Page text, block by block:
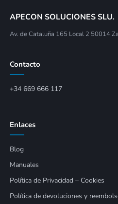
APECON SOLUCIONES SLU.
Av. de Cataluña 165 Local 2 50014
Contacto
+34 669 666 117
Enlaces
Blog
Manuales
Política de Privacidad – Cookies
Política de devoluciones y